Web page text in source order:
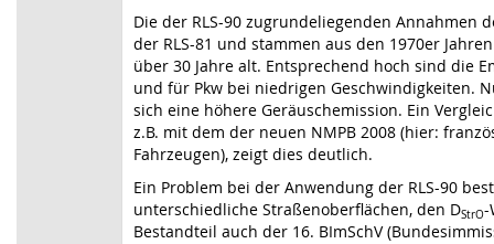
Die der RLS-90 zugrundeliegenden Annahmen
der RLS-81 und stammen aus den 1970er
über 30 Jahre alt. Entsprechend hoch sind die
und für Pkw bei niedrigen Geschwindigkeiten.
sich eine höhere Geräuschemission. Ein
z.B. mit dem der neuen NMPB 2008 (hier:
Fahrzeugen), zeigt dies deutlich.
Ein Problem bei der Anwendung der RLS-90
unterschiedliche Straßenoberflächen, den DStrO-
Bestandteil auch der 16. BImSchV